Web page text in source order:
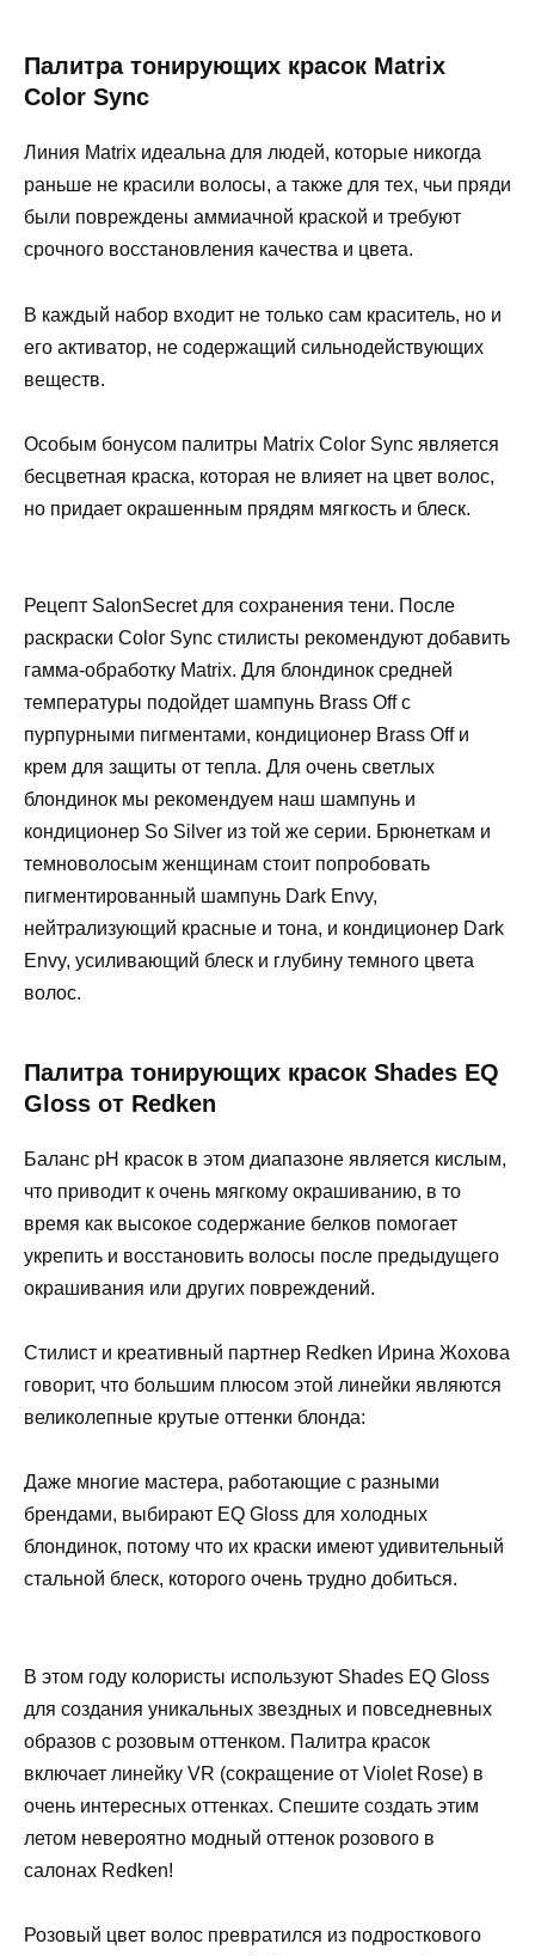
Палитра тонирующих красок Matrix
Color Sync
Линия Matrix идеальна для людей, которые никогда
раньше не красили волосы, а также для тех, чьи пряди
были повреждены аммиачной краской и требуют
срочного восстановления качества и цвета.
В каждый набор входит не только сам краситель, но и
его активатор, не содержащий сильнодействующих
веществ.
Особым бонусом палитры Matrix Color Sync является
бесцветная краска, которая не влияет на цвет волос,
но придает окрашенным прядям мягкость и блеск.
Рецепт SalonSecret для сохранения тени. После
раскраски Color Sync стилисты рекомендуют добавить
гамма-обработку Matrix. Для блондинок средней
температуры подойдет шампунь Brass Off с
пурпурными пигментами, кондиционер Brass Off и
крем для защиты от тепла. Для очень светлых
блондинок мы рекомендуем наш шампунь и
кондиционер So Silver из той же серии. Брюнеткам и
темноволосым женщинам стоит попробовать
пигментированный шампунь Dark Envy,
нейтрализующий красные и тона, и кондиционер Dark
Envy, усиливающий блеск и глубину темного цвета
волос.
Палитра тонирующих красок Shades EQ
Gloss от Redken
Баланс pH красок в этом диапазоне является кислым,
что приводит к очень мягкому окрашиванию, в то
время как высокое содержание белков помогает
укрепить и восстановить волосы после предыдущего
окрашивания или других повреждений.
Стилист и креативный партнер Redken Ирина Жохова
говорит, что большим плюсом этой линейки являются
великолепные крутые оттенки блонда:
Даже многие мастера, работающие с разными
брендами, выбирают EQ Gloss для холодных
блондинок, потому что их краски имеют удивительный
стальной блеск, которого очень трудно добиться.
В этом году колористы используют Shades EQ Gloss
для создания уникальных звездных и повседневных
образов с розовым оттенком. Палитра красок
включает линейку VR (сокращение от Violet Rose) в
очень интересных оттенках. Спешите создать этим
летом невероятно модный оттенок розового в
салонах Redken!
Розовый цвет волос превратился из подросткового